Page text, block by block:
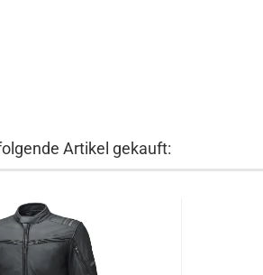
Artikel gekauft: